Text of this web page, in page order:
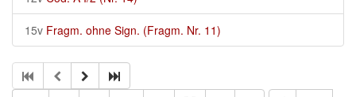
15v Fragm. ohne Sign. (Fragm. Nr. 11)